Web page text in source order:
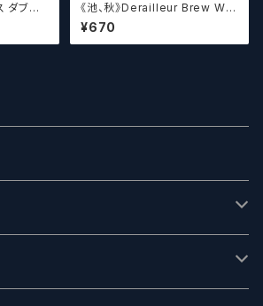
ダブル
/ Urba
Spille
フトビ
《池、秋》Derailleur Brew Wor
ks ANONYMOUS BREWH
OLIC FOUNDATION ディ
レイラブリューワークス
¥670
ゅうブルーイング